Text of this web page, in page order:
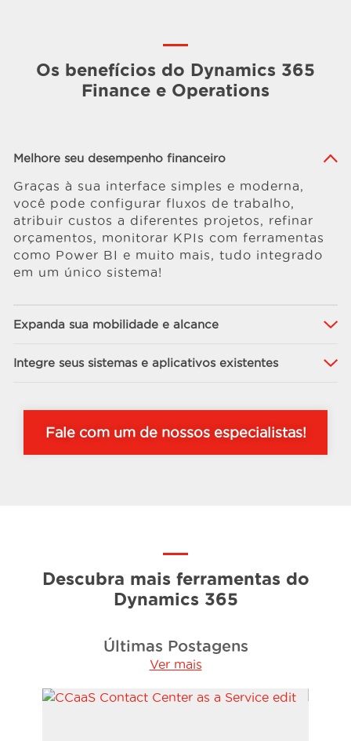
Os benefícios do Dynamics 365
Finance e Operations
Melhore seu desempenho financeiro
Graças à sua interface simples e moderna,
você pode configurar fluxos de trabalho,
atribuir custos a diferentes projetos, refinar
orçamentos, monitorar KPIs com ferramentas
como Power BI e muito mais, tudo integrado
em um único sistema!
Expanda sua mobilidade e alcance
Integre seus sistemas e aplicativos existentes
Fale com um de nossos especialistas!
Descubra mais ferramentas do
Dynamics 365
Últimas Postagens
Ver mais